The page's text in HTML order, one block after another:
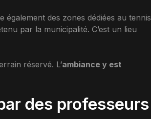
également des zones dédiées au tennis
par la municipalité. C’est un lieu
réservé. L’ambiance y est
des professeurs